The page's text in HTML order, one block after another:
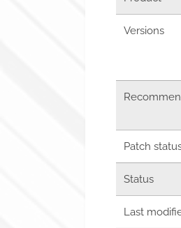
Versions
Patch
Status
Last